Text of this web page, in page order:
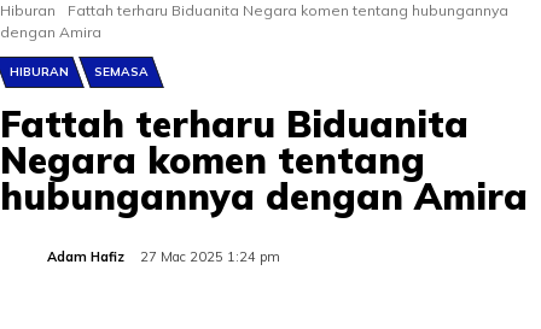
Hiburan
Fattah terharu Biduanita Negara komen tentang hubungannya
dengan Amira
HIBURAN SEMASA
Fattah terharu Biduanita
Negara komen tentang
hubungannya dengan Amira
Adam Hafiz 27 Mac 2025 1:24 pm